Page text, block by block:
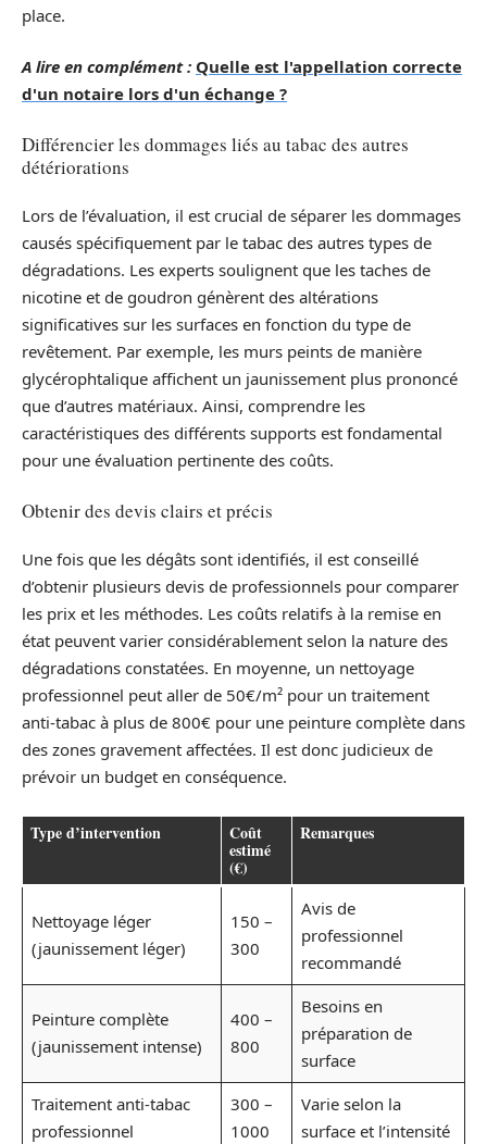
place.
A lire en complément : Quelle est l'appellation correcte
d'un notaire lors d'un échange ?
Différencier les dommages liés au tabac des autres
détériorations
Lors de l’évaluation, il est crucial de séparer les dommages
causés spécifiquement par le tabac des autres types de
dégradations. Les experts soulignent que les taches de
nicotine et de goudron génèrent des altérations
significatives sur les surfaces en fonction du type de
revêtement. Par exemple, les murs peints de manière
glycérophtalique affichent un jaunissement plus prononcé
que d’autres matériaux. Ainsi, comprendre les
caractéristiques des différents supports est fondamental
pour une évaluation pertinente des coûts.
Obtenir des devis clairs et précis
Une fois que les dégâts sont identifiés, il est conseillé
d’obtenir plusieurs devis de professionnels pour comparer
les prix et les méthodes. Les coûts relatifs à la remise en
état peuvent varier considérablement selon la nature des
dégradations constatées. En moyenne, un nettoyage
professionnel peut aller de 50€/m² pour un traitement
anti-tabac à plus de 800€ pour une peinture complète dans
des zones gravement affectées. Il est donc judicieux de
prévoir un budget en conséquence.
Type d’intervention Coût
estimé
(€)
Remarques
Nettoyage léger
(jaunissement léger)
150 –
300
Avis de
professionnel
recommandé
Peinture complète
(jaunissement intense)
400 –
800
Besoins en
préparation de
surface
Traitement anti-tabac
professionnel
300 –
1000
Varie selon la
surface et l’intensité